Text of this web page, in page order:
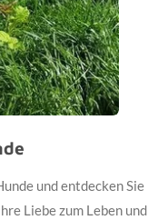
und entdecken Sie
Liebe zum Leben und